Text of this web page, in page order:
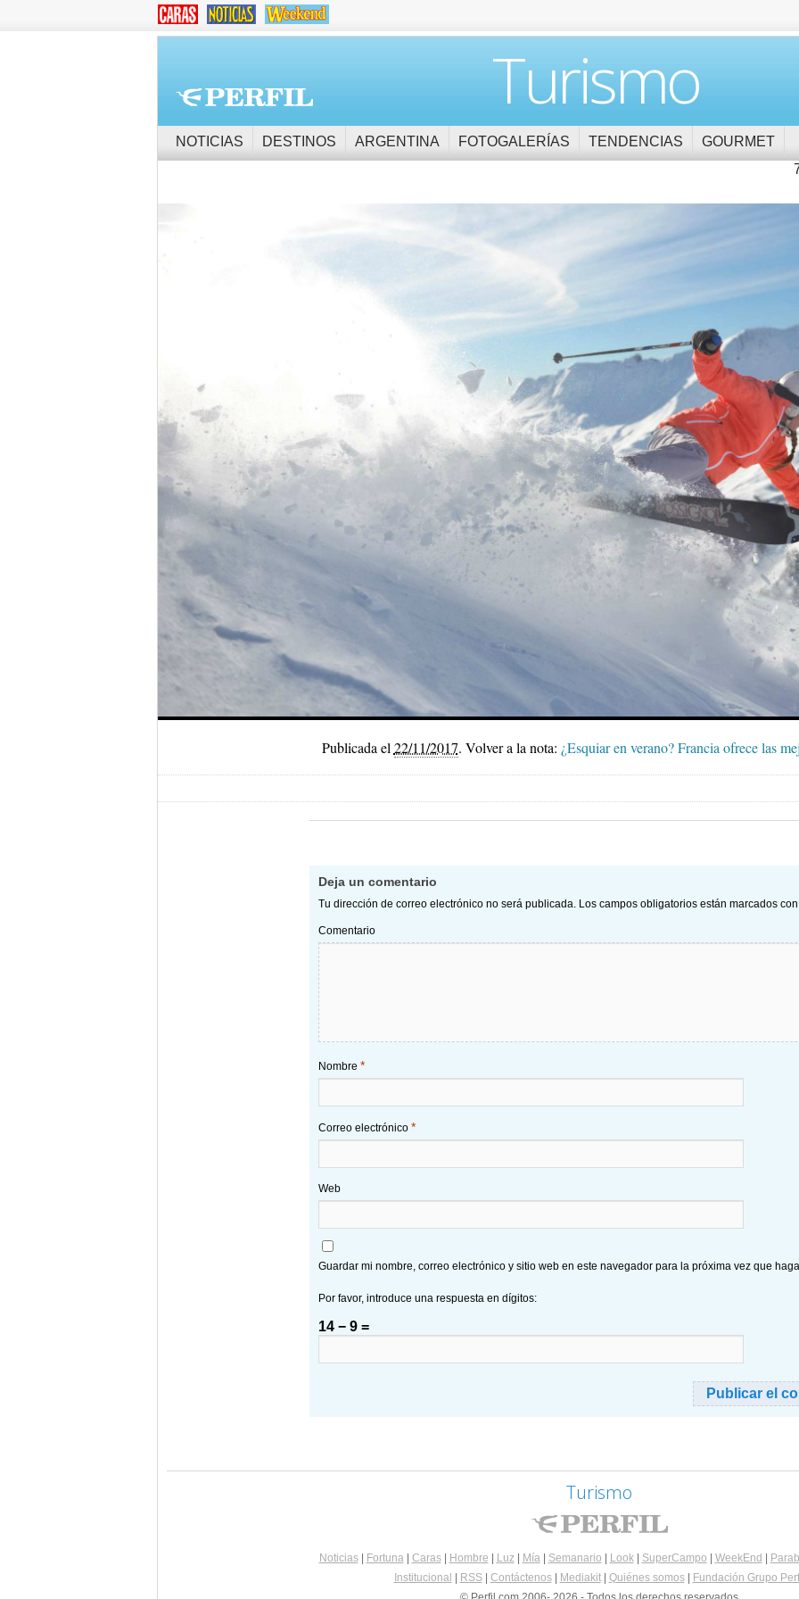
Turismo
NOTICIAS DESTINOS ARGENTINA FOTOGALERÍAS TENDENCIAS
GOURMET
Publicada el 22/11/2017. Volver a la nota: ¿Esquiar en verano? Francia ofrece las
Deja un comentario
Tu dirección de correo electrónico no será publicada. Los campos obligatorios están marcados
Comentario
Nombre *
Correo electrónico *
Web
Guardar mi nombre, correo electrónico y sitio web en este navegador para la próxima vez que
Por favor, introduce una respuesta en dígitos:
14 − 9 =
Turismo
Noticias| Fortuna| Caras| Hombre Luz| Mía| Semanario Look| SuperCampo WeekEnd
Institucional
RSS| Contáctenos| Mediakit| Quiénes somos|
Fundación Grupo